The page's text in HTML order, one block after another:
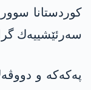
کوردستانا
سه‌رئێشییه‌ك
پەکەکە و